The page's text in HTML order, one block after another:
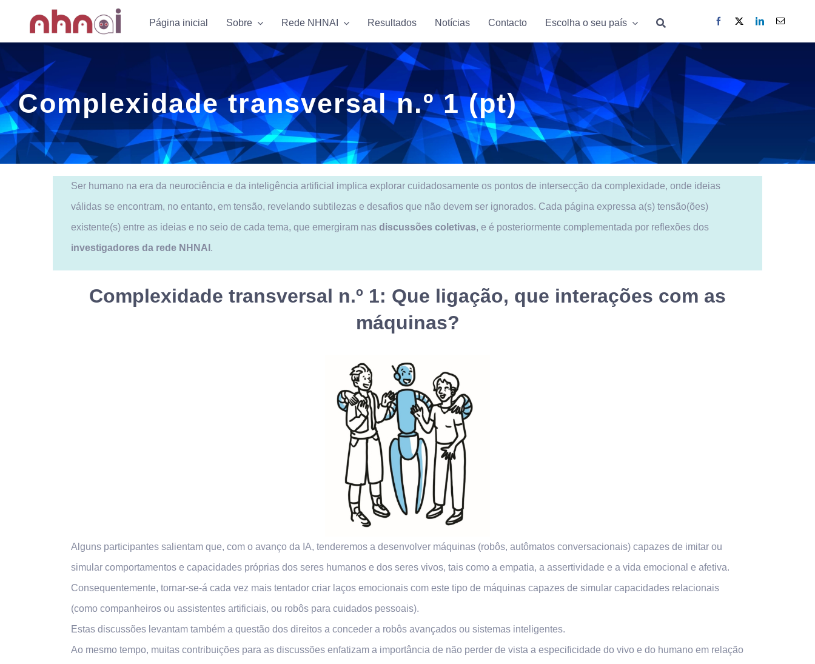
Página inicial Sobre Rede NHNAI Resultados Notícias Contacto Escolha o seu país
Página inicial Sobre Rede NHNAI Resultados Notícias Contacto Escolha o seu país
Complexidade transversal n.º 1 (pt)
Ser humano na era da neurociência e da inteligência artificial implica explorar cuidadosamente os pontos de intersecção da complexidade, onde ideias
válidas se encontram, no entanto, em tensão, revelando subtilezas e desafios que não devem ser ignorados. Cada página expressa a(s) tensão(ões)
existente(s) entre as ideias e no seio de cada tema, que emergiram nas discussões coletivas, e é posteriormente complementada por reflexões dos
investigadores da rede NHNAI .
Complexidade transversal n.º 1: Que ligação, que interações com as
máquinas?
Alguns participantes salientam que, com o avanço da IA, tenderemos a desenvolver máquinas (robôs, autômatos conversacionais) capazes de imitar ou
simular comportamentos e capacidades próprias dos seres humanos e dos seres vivos, tais como a empatia, a assertividade e a vida emocional e afetiva.
Consequentemente, tornar-se-á cada vez mais tentador criar laços emocionais com este tipo de máquinas capazes de simular capacidades relacionais
(como companheiros ou assistentes artificiais, ou robôs para cuidados pessoais).
Estas discussões levantam também a questão dos direitos a conceder a robôs avançados ou sistemas inteligentes.
Ao mesmo tempo, muitas contribuições para as discussões enfatizam a importância de não perder de vista a especificidade do vivo e do humano em relação